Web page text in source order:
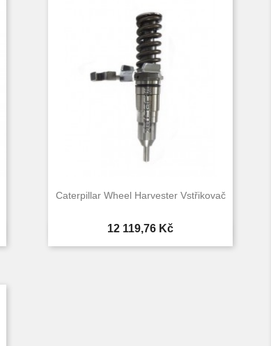
Caterpillar Wheel Harvester Vstřikovač
Cena
12 119,76 Kč
 Rychlý náhled